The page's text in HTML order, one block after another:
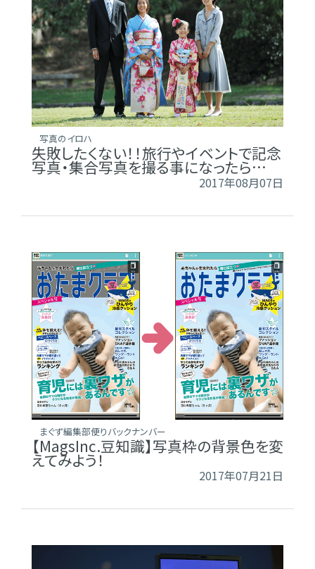
写真のイロハ
失敗したくない！！旅行やイベントで記念
写真・集合写真を撮る事になったら…
2017年08月07日
まぐず編集部便りバックナンバー
【MagsInc.豆知識】写真枠の背景色を変
えてみよう！
2017年07月21日